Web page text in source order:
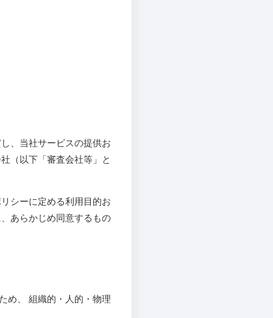
、当社サービスの提供お
（以下「審査会社等」と
シーに定める利用目的お
あらかじめ同意するもの
め、 組織的・人的・物理